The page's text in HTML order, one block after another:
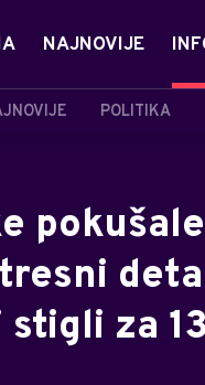
NAJNOVIJE
POLITIKA
za